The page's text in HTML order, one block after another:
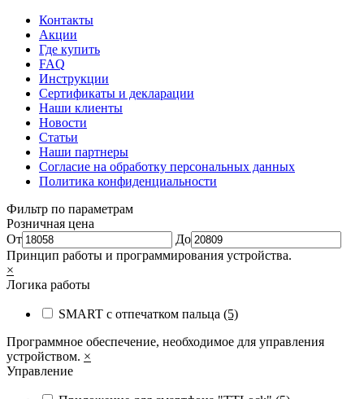
Контакты
Акции
Где купить
FAQ
Инструкции
Сертификаты и декларации
Наши клиенты
Новости
Статьи
Наши партнеры
Согласие на обработку персональных данных
Политика конфиденциальности
Фильтр по параметрам
Розничная цена
От
До
Принцип работы и программирования устройства.
×
Логика работы
SMART с отпечатком пальца (5)
Программное обеспечение, необходимое для управления
устройством. ×
Управление